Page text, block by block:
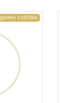
szállítás